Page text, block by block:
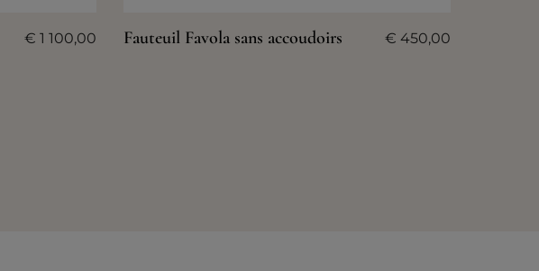
€ 1 100,00 Fauteuil Favola sans accoudoirs € 450,00